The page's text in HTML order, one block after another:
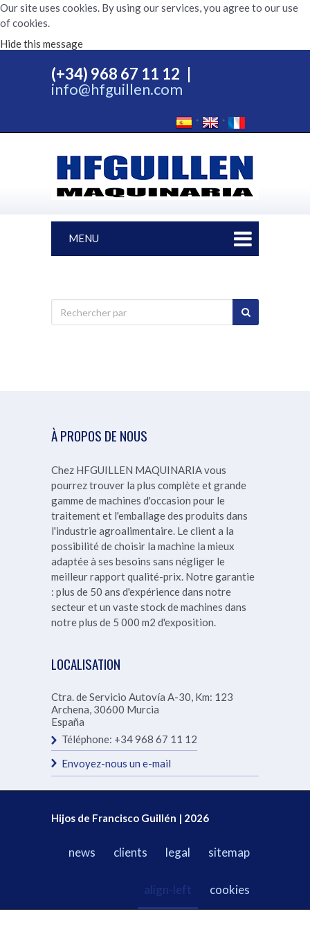
Our site uses cookies. By using our services, you agree to our use
of cookies.
Hide this message
(+34) 968 67 11 12
info@hfguillen.com
MENU
À PROPOS DE NOUS
Chez HFGUILLEN MAQUINARIA vous
pourrez trouver la plus complète et grande
gamme de machines d'occasion pour le
traitement et l'emballage des produits dans
l'industrie agroalimentaire. Le client a la
possibilité de choisir la machine la mieux
adaptée à ses besoins sans négliger le
meilleur rapport qualité-prix. Notre garantie
: plus de 50 ans d'expérience dans notre
secteur et un vaste stock de machines dans
notreplus de 5 000 m2 d'exposition.
LOCALISATION
Ctra. de Servicio Autovía A-30, Km: 123
Archena, 30600 Murcia
España
Téléphone: +34 968 67 11 12
Envoyez-nous un e-mail
Hijos de Francisco Guillén | 2026
sitemap
legal
clients
news
cookies
align-left